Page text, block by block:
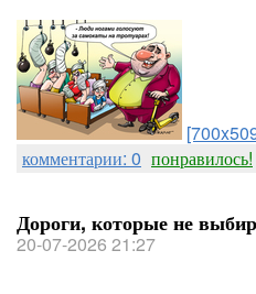
комментарии: 0 понравилось!
Дороги, которые не
20-07-2026 21:27